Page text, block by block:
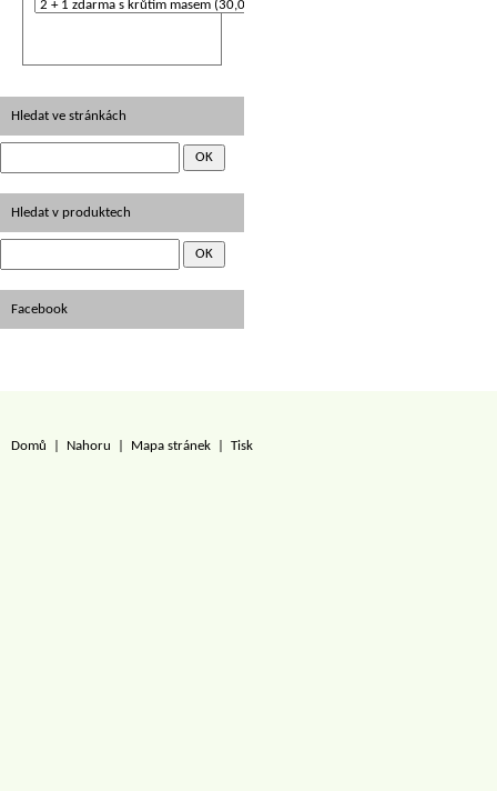
Hledat ve stránkách
Hledat v produktech
Facebook
Domů Nahoru Mapa stránek Tisk